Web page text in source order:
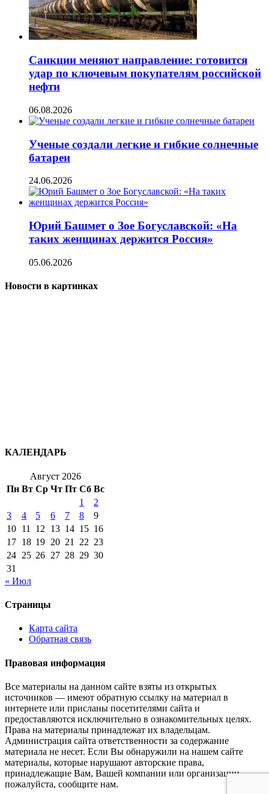
Санкции меняют направление: готовится
удар по ключевым покупателям российской
нефти
06.08.2026
Ученые создали легкие и гибкие солнечные
батареи
24.06.2026
Юрий Башмет о Зое Богуславской: «На
таких женщинах держится Россия»
05.06.2026
Новости в картинках
КАЛЕНДАРЬ
Август 2026
Пн Вт Ср Чт Пт Сб Вс
1
2
3
4 5 6 7 8
9
10 11 12 13 14 15 16
17 18 19 20 21 22 23
24 25 26 27 28 29 30
31
« Июл
Страницы
Карта сайта
Обратная связь
Правовая информация
Все материалы на данном сайте взяты из открытых
источников — имеют обратную ссылку на материал в
интернете или присланы посетителями сайта и
предоставляются исключительно в ознакомительных целях.
Права на материалы принадлежат их владельцам.
Администрация сайта ответственности за содержание
материала не несет. Если Вы обнаружили на нашем сайте
материалы, которые нарушают авторские права,
принадлежащие Вам, Вашей компании или организации,
пожалуйста, сообщите нам.